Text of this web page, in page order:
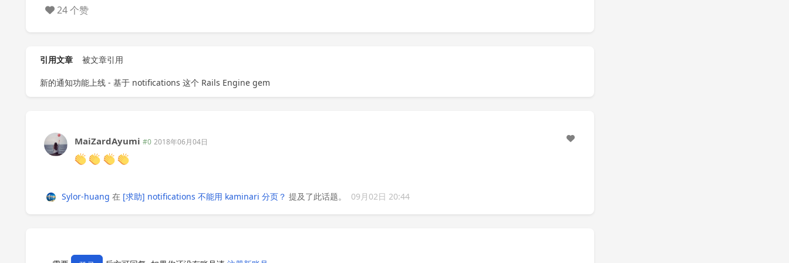
24 个赞
引用文章 被文章引用
新的通知功能上线 - 基于 notifications 这个 Rails Engine gem
MaiZardAyumi #0 2018年06月04日
Sylor-huang 在 [求助] notifications 不能用 kaminari 分页？ 提及了此话题。 09月02日 20:44